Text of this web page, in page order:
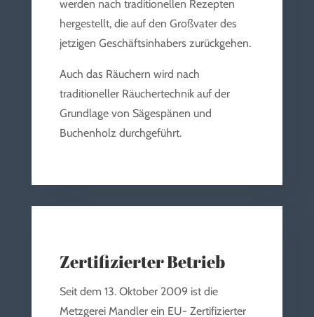
werden nach traditionellen Rezepten
hergestellt, die auf den Großvater des
jetzigen Geschäftsinhabers zurückgehen.
Auch das Räuchern wird nach
traditioneller Räuchertechnik auf der
Grundlage von Sägespänen und
Buchenholz durchgeführt.
Zertifizierter Betrieb
Seit dem 13. Oktober 2009 ist die
Metzgerei Mandler ein EU- Zertifizierter